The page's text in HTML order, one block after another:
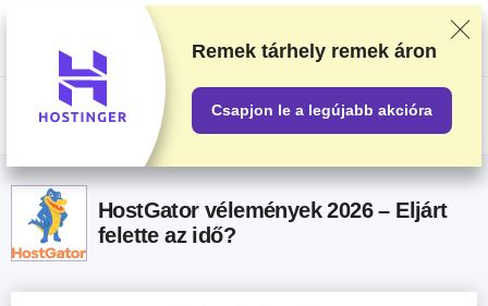
Alapos tesztelés és kutatómunka alapján soroljuk be a beszállítókat, de a
visszajelzéseidet és a szolgáltatókkal való üzleti megállapodásainkat is
figyelembe vesszük. Ez az oldal partnerlinkeket tartalmaz.Hirdetési
nyilatkozat
US$
HostGator vélemények 2026 – Eljárt
felette az idő?
Remek tárhely remek áron
Csapjon le a legújabb akcióra